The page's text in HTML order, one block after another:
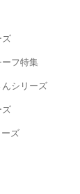
ズ
フ特集
シリーズ
ズ
ズ